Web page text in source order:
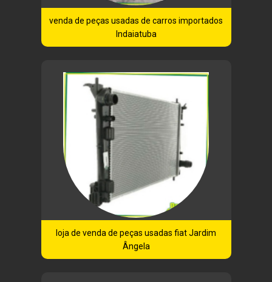
venda de peças usadas de carros importados
Indaiatuba
loja de venda de peças usadas fiat Jardim
Ângela